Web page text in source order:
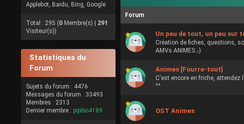
Applebot, Baidu, Bing, Google
Total : 295 (0 Membre(s) | 291
Visiteur(s))
Statistiques du
Forum
Sujets du forum : 4476
Messages du forum : 33493
Membres : 2313
Dernier membre : pipibo4189
Forum
Un peu de tout, un peu sur
Création de fiches, questions,
AMVs ANIMES ;-)
Animes [Fourre-tout]
C'est encore en friche, attendez
^^
OST Animes